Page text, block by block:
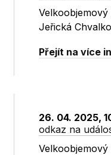
Jeřická
Přejít na více
26. 04. 2025,
odkaz na